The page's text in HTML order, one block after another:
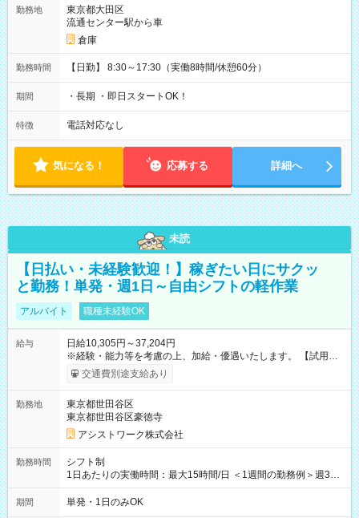
勤務地
東京都大田区
流通センター駅から車
倉庫
勤務時間 【日勤】 8:30～17:30（実働8時間/休憩60分）
期間 ・長期 ・即日スタートOK！
特徴 電話対応なし
気になる！ 応募する 詳細へ
未読
【日払い・未経験歓迎！】稼ぎたい日にサクッ
と勤務！単発・週1日～自由シフトの軽作業
アルバイト 職種未経験OK
給与
日給10,305円～37,204円
※経験・能力等を考慮の上、加給・優遇いたします。 【試用期
間】試用期間なし
交通費別途支給あり
勤務地
東京都世田谷区
東京都世田谷区豪徳寺
アシストワーク株式会社
勤務時間
シフト制
1日あたりの実働時間：最大15時間/日 ＜1週間の勤務例＞週3回
勤務 勤務：月・水・金 休み：火・木・土・日 好きな時にお仕事
可能です！ ※1日あたりの最大実働時間は日勤、夜勤共に勤務し
期間 単発・1日のみOK